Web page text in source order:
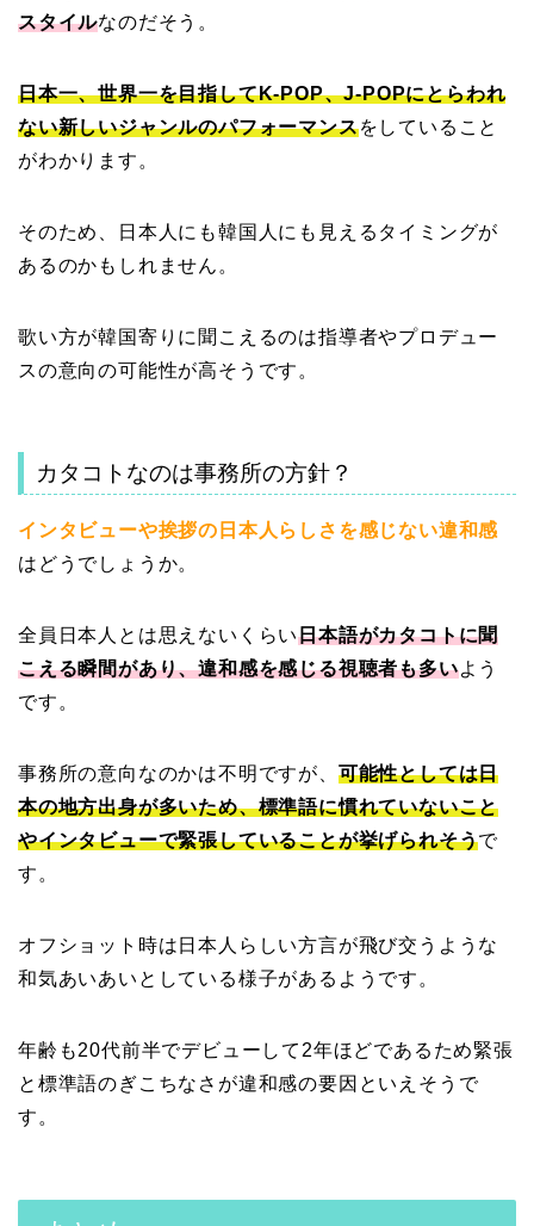
スタイルなのだそう。
日本一、世界一を目指してK‐POP、J‐POPにとらわれ
ない新しいジャンルのパフォーマンスをしていること
がわかります。
そのため、日本人にも韓国人にも見えるタイミングが
あるのかもしれません。
歌い方が韓国寄りに聞こえるのは指導者やプロデュー
スの意向の可能性が高そうです。
カタコトなのは事務所の方針？
インタビューや挨拶の日本人らしさを感じない違和感
はどうでしょうか。
全員日本人とは思えないくらい日本語がカタコトに聞
こえる瞬間があり、違和感を感じる視聴者も多いよう
です。
事務所の意向なのかは不明ですが、 可能性としては日
本の地方出身が多いため、標準語に慣れていないこと
やインタビューで緊張していることが挙げられそうで
す。
オフショット時は日本人らしい方言が飛び交うような
和気あいあいとしている様子があるようです。
年齢も20代前半でデビューして2年ほどであるため緊張
と標準語のぎこちなさが違和感の要因といえそうで
す。